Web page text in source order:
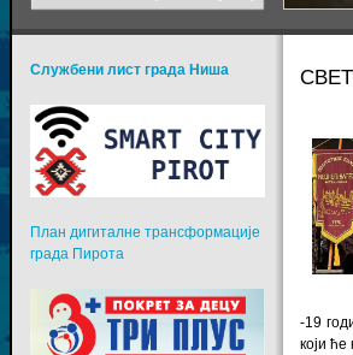
-19
који
Службени лист града Ниша
План дигиталне трансформације
града Пирота